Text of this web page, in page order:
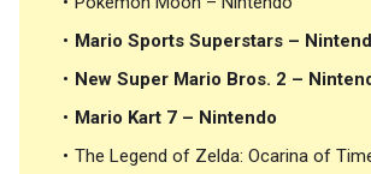
Mario Sports Superstars –
New Super Mario Bros. 2 –
Mario Kart 7 – Nintendo
The Legend of Zelda: Ocarina of